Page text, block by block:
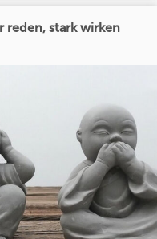
reden, stark wirken